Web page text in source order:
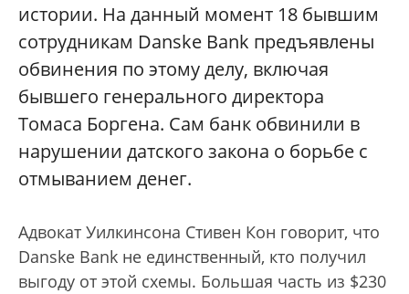
истории. На данный момент 18 бывшим
сотрудникам Danske Bank предъявлены
обвинения по этому делу, включая
бывшего генерального директора
Томаса Боргена. Сам банк обвинили в
нарушении датского закона о борьбе с
отмыванием денег.
Адвокат Уилкинсона Стивен Кон говорит, что
Danske Bank не единственный, кто получил
выгоду от этой схемы. Большая часть из $230